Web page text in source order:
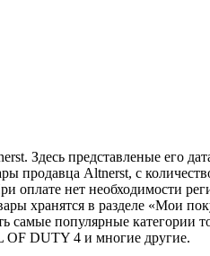
Здесь представленые его
продавца Altnerst, с
нет необходимости
хранятся в разделе «Мои
популярные категории
DUTY 4 и многие другие.